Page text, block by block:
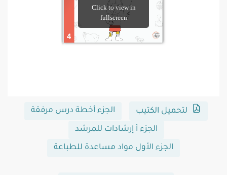
لتحميل الكتيب الجزء أخطة درس مرفقة
الجزء أ إرشادات للمرشد
الجزء الأول مواد مساعدة للطباعة